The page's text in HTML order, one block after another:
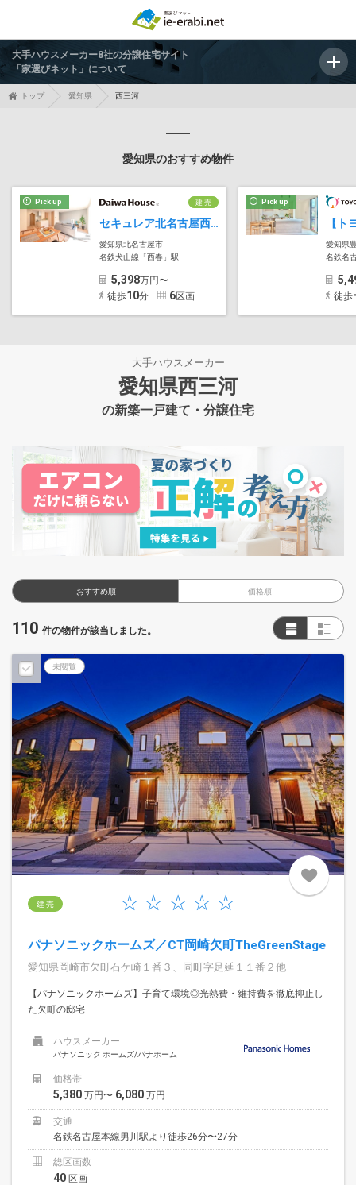
大手ハウスメーカー8社の分譲住宅サイト
「家選びネット」について
トップ 愛知県 西三河
愛知県のおすすめ物件
Pick up 建 売
セキュレア北名古屋西之保III (分譲住宅)
愛知県北名古屋市
名鉄犬山線「西春」駅
5,398万円〜
徒歩10分 6区画
Pick up
愛知県
名鉄名
徒歩
大手ハウスメーカー
愛知県西三河
の新築一戸建て・分譲住宅
おすすめ順 価格順
110 件の物件が該当しました。
未閲覧
建 売
パナソニックホームズ／CT岡崎欠町TheGreenStage
愛知県岡崎市欠町石ケ崎１番３、同町字足延１１番２他
【パナソニックホームズ】子育て環境◎光熱費・維持費を徹底抑止し
た欠町の邸宅
ハウスメーカー
パナソニック ホームズ/パナホーム
価格帯
5,380 万円〜 6,080 万円
交通
名鉄名古屋本線男川駅より徒歩26分〜27分
総区画数
40 区画